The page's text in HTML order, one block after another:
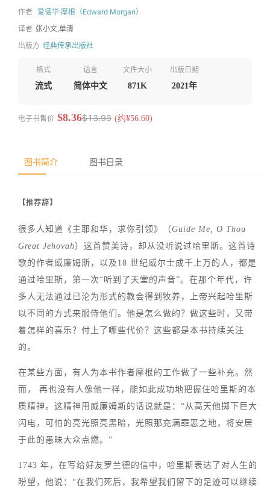
作者 爱德华·摩根（Edward Morgan）
译者 张小文,单清
出版方 经典传承出版社
格式
流式
语言
简体中文
文件大小
871K
出版日期
2021年
电子书售价 $8.36$13.93 (约¥56.60)
图书简介 图书目录
【推荐辞】
很多人知道《主耶和华，求你引领》（Guide Me, O Thou
Great Jehovah）这首赞美诗，却从没听说过哈里斯。这首诗
歌的作者威廉姆斯，以及18 世纪威尔士成千上万的人，都是
通过哈里斯，第一次“听到了天堂的声音”。在那个年代，许
多人无法通过已沦为形式的教会得到牧养，上帝兴起哈里斯
以不同的方式来服侍他们。他是怎么做的？做这些时，又带
着怎样的喜乐？付上了哪些代价？这些都是本书持续关注
的。
在某些方面，有人为本书作者摩根的工作做了一些补充。然
而， 再也没有人像他一样，能如此成功地把握住哈里斯的本
质精神。这精神用威廉姆斯的话说就是：“从高天他掷下巨大
闪电，可怕的亮光照亮黑暗，光照那充满罪恶之地，将安居
于此的愚昧大众点燃。”
1743 年，在写给好友罗兰德的信中，哈里斯表达了对人生的
盼望，他说：“在我们死后，我希望我们留下的足迹可以继续